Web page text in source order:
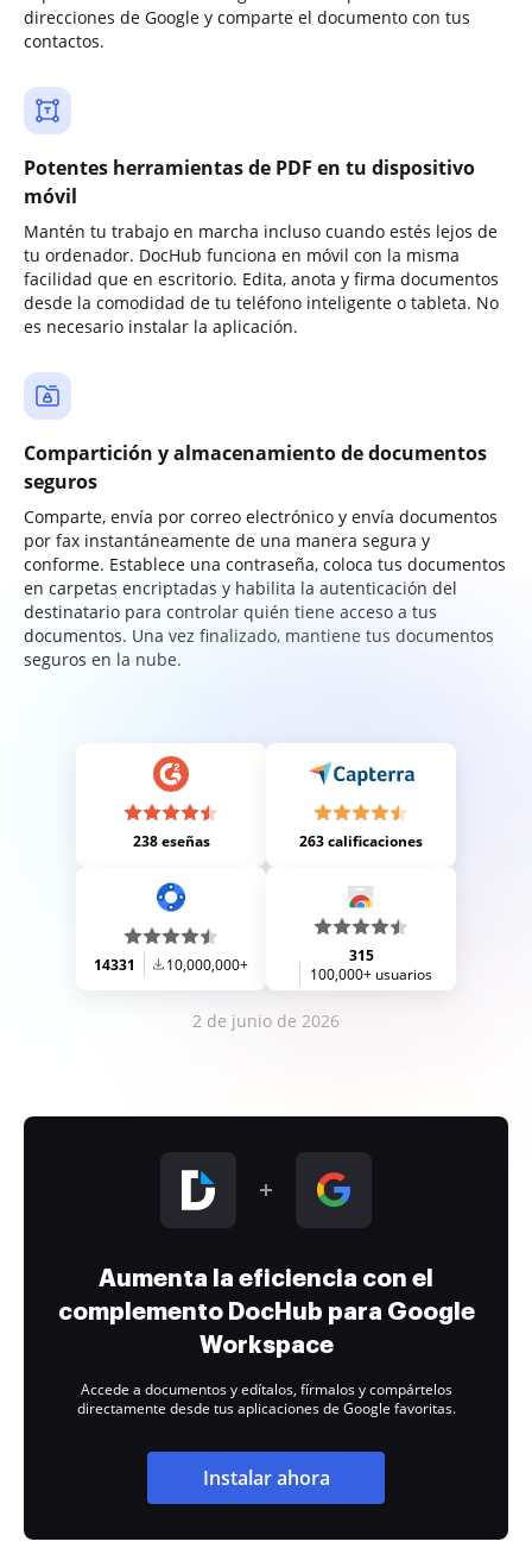
direcciones de Google y comparte el documento con tus
contactos.
Potentes herramientas de PDF en tu dispositivo
móvil
Mantén tu trabajo en marcha incluso cuando estés lejos de
tu ordenador. DocHub funciona en móvil con la misma
facilidad que en escritorio. Edita, anota y firma documentos
desde la comodidad de tu teléfono inteligente o tableta. No
es necesario instalar la aplicación.
Compartición y almacenamiento de documentos
seguros
Comparte, envía por correo electrónico y envía documentos
por fax instantáneamente de una manera segura y
conforme. Establece una contraseña, coloca tus documentos
en carpetas encriptadas y habilita la autenticación del
destinatario para controlar quién tiene acceso a tus
documentos. Una vez finalizado, mantiene tus documentos
seguros en la nube.
238 eseñas 263 calificaciones
14331 10,000,000+
315
100,000+ usuarios
2 de junio de 2026
Aumenta la eficiencia con el
complemento DocHub para Google
Workspace
Accede a documentos y edítalos, fírmalos y compártelos
directamente desde tus aplicaciones de Google favoritas.
Instalar ahora